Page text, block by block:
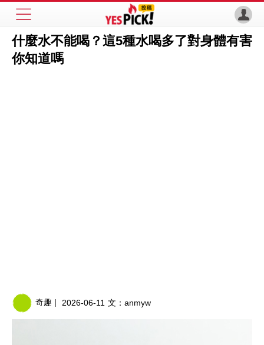
什麼水不能喝？這5種水喝多了對身體有害
你知道嗎
奇趣 | 2026-06-11 文： anmyw